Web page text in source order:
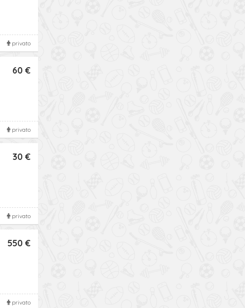
privato
60 €
privato
30 €
privato
550 €
privato